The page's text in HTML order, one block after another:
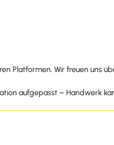
Platformen. Wir freuen uns
aufgepasst – Handwerk